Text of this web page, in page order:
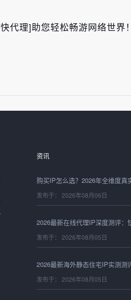
代理]助您轻松畅游网络世界
资讯
发布于： 2026年08月06日
发布于： 2026年08月06日
发布于： 2026年08月05日
发布于： 2026年08月05日